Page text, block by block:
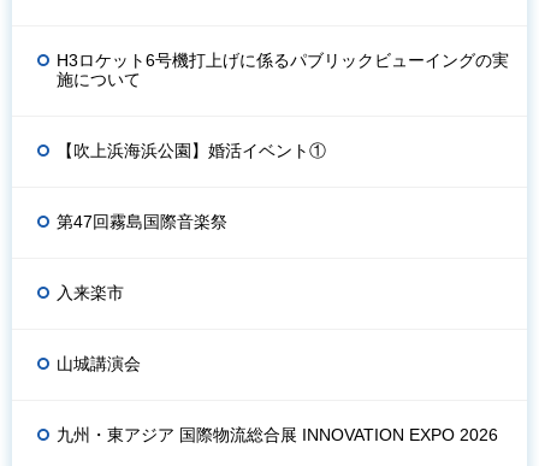
H3ロケット6号機打上げに係るパブリックビューイングの実
施について
【吹上浜海浜公園】婚活イベント①
第47回霧島国際音楽祭
入来楽市
山城講演会
九州・東アジア 国際物流総合展 INNOVATION EXPO 2026